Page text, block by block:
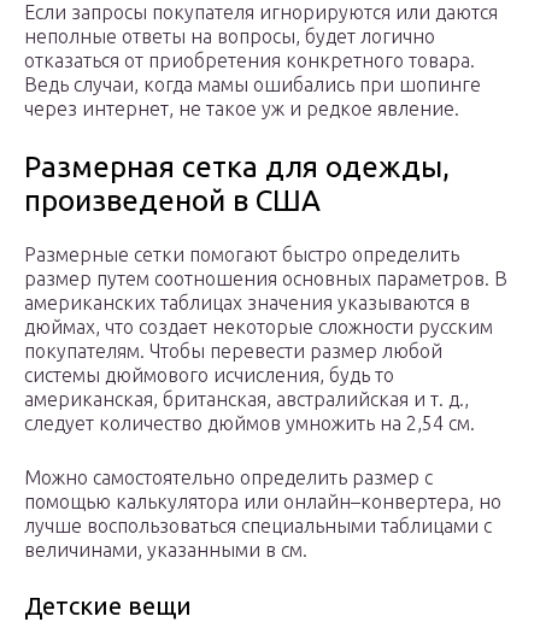
Если запросы покупателя игнорируются или даются
неполные ответы на вопросы, будет логично
отказаться от приобретения конкретного товара.
Ведь случаи, когда мамы ошибались при шопинге
через интернет, не такое уж и редкое явление.
Размерная сетка для одежды,
произведеной в США
Размерные сетки помогают быстро определить
размер путем соотношения основных параметров. В
американских таблицах значения указываются в
дюймах, что создает некоторые сложности русским
покупателям. Чтобы перевести размер любой
системы дюймового исчисления, будь то
американская, британская, австралийская и т. д.,
следует количество дюймов умножить на 2,54 см.
Можно самостоятельно определить размер с
помощью калькулятора или онлайн–конвертера, но
лучше воспользоваться специальными таблицами с
величинами, указанными в см.
Детские вещи